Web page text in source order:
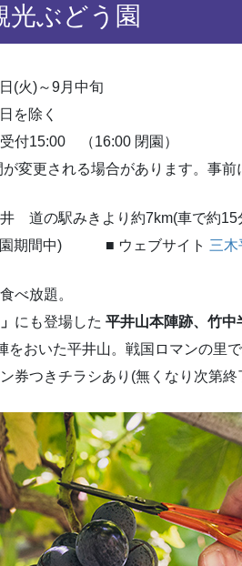
光ぶどう園
(火)～9月中旬
を除く
付15:00 （16:00 閉園）
変更される場合があります。事前
道の駅みきより約7km(車で約
園期間中) ■ ウェブサイト 三木
べ放題。
にも登場した 平井山本陣跡、竹中
をおいた平井山。戦国ロマンの里
券つきチラシあり(無くなり次第終